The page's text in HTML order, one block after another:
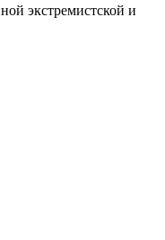
экстремистской и